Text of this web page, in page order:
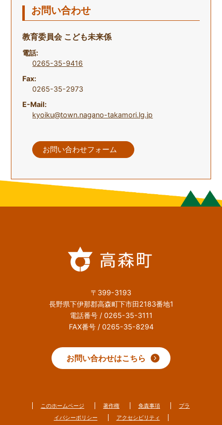
お問い合わせ
教育委員会 こども未来係
電話:
0265-35-9416
Fax:
0265-35-2973
E-Mail:
kyoiku@town.nagano-takamori.lg.jp
お問い合わせフォーム
〒399-3193
長野県下伊那郡高森町下市田2183番地1
電話番号 / 0265-35-3111
FAX番号 / 0265-35-8294
お問い合わせはこちら
このホームページ 著作権 免責事項
プラ
イバシーポリシー
アクセシビリティ